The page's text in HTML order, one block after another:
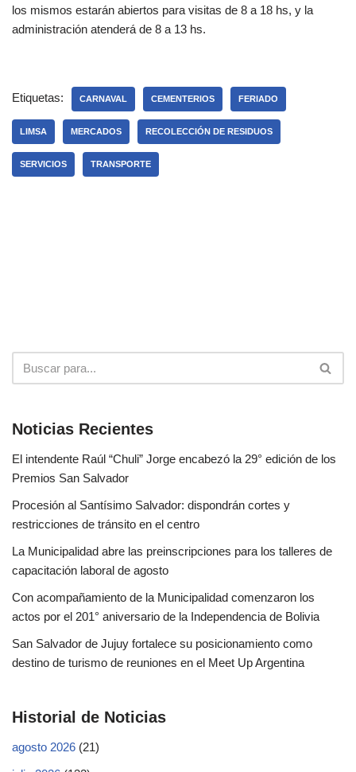
los mismos estarán abiertos para visitas de 8 a 18 hs, y la
administración atenderá de 8 a 13 hs.
Etiquetas: CARNAVAL CEMENTERIOS FERIADO
LIMSA MERCADOS RECOLECCIÓN DE RESIDUOS
SERVICIOS TRANSPORTE
Noticias Recientes
El intendente Raúl “Chuli” Jorge encabezó la 29° edición de los
Premios San Salvador
Procesión al Santísimo Salvador: dispondrán cortes y
restricciones de tránsito en el centro
La Municipalidad abre las preinscripciones para los talleres de
capacitación laboral de agosto
Con acompañamiento de la Municipalidad comenzaron los
actos por el 201° aniversario de la Independencia de Bolivia
San Salvador de Jujuy fortalece su posicionamiento como
destino de turismo de reuniones en el Meet Up Argentina
Historial de Noticias
agosto 2026 (21)